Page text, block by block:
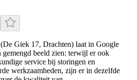
Giek 17, Drachten) laat in Google
gemengd beeld zien: terwijl er ook
service bij storingen en
werkzaamheden, zijn er in dezelfde